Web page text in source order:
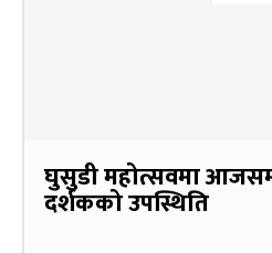
घुसुडी महोत्सवमा
दर्शकको उपस्थिति